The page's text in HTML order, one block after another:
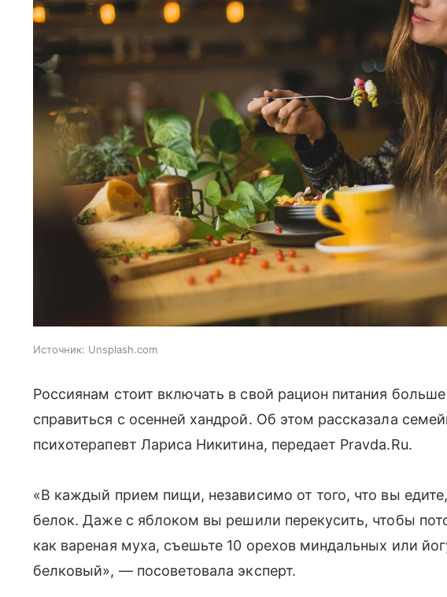
Источник: Unsplash.com
Россиянам стоит включать в свой рацион питания
справиться с осенней хандрой. Об этом рассказала
психотерапевт Лариса Никитина, передает Pravda.Ru.
«В каждый прием пищи, независимо от того, что вы
белок. Даже с яблоком вы решили перекусить, чтобы
как вареная муха, съешьте 10 орехов миндальных или
белковый», — посоветовала эксперт.